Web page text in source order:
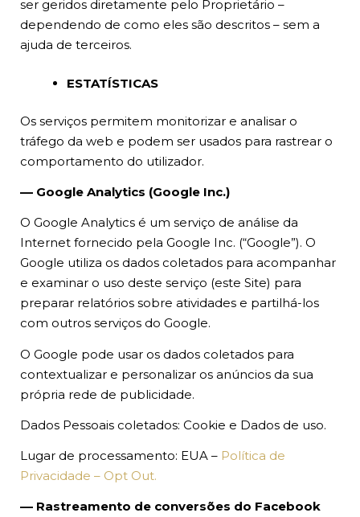
ser geridos diretamente pelo Proprietário –
dependendo de como eles são descritos – sem a
ajuda de terceiros.
ESTATÍSTICAS
Os serviços permitem monitorizar e analisar o
tráfego da web e podem ser usados para rastrear o
comportamento do utilizador.
–– Google Analytics (Google Inc.)
O Google Analytics é um serviço de análise da
Internet fornecido pela Google Inc. (“Google”). O
Google utiliza os dados coletados para acompanhar
e examinar o uso deste serviço (este Site) para
preparar relatórios sobre atividades e partilhá-los
com outros serviços do Google.
O Google pode usar os dados coletados para
contextualizar e personalizar os anúncios da sua
própria rede de publicidade.
Dados Pessoais coletados: Cookie e Dados de uso.
Lugar de processamento: EUA – Política de
Privacidade – Opt Out.
–– Rastreamento de conversões do Facebook